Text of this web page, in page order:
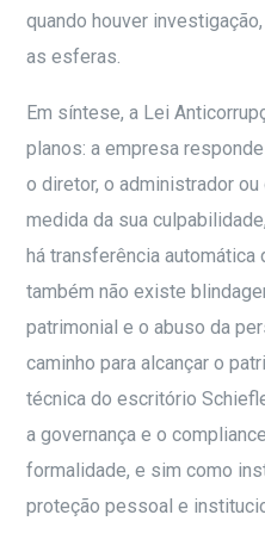
quando houver
as esferas.
Em síntese, a Lei
planos: a empresa
o diretor, o administrador
medida da sua
há transferência
também não existe
patrimonial e o abuso da
caminho para alcançar o
técnica do escritório
a governança e o
formalidade, e sim como
proteção pessoal e